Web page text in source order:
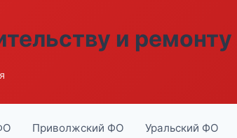
и ремонту
Приволжский ФО Уральский ФО